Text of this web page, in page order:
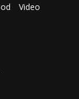
Video